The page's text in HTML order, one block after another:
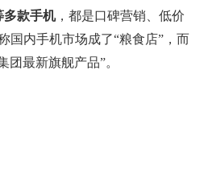
多款手机，都是口碑营销、低价
国内手机市场成了“粮食店”，而
团最新旗舰产品”。